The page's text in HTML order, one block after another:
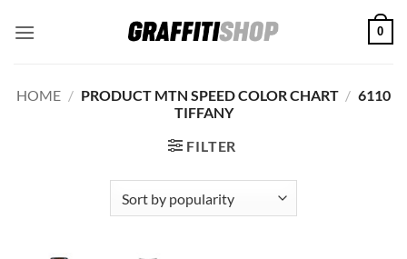
0
HOME / PRODUCT MTN SPEED COLOR CHART / 6110
TIFFANY
FILTER